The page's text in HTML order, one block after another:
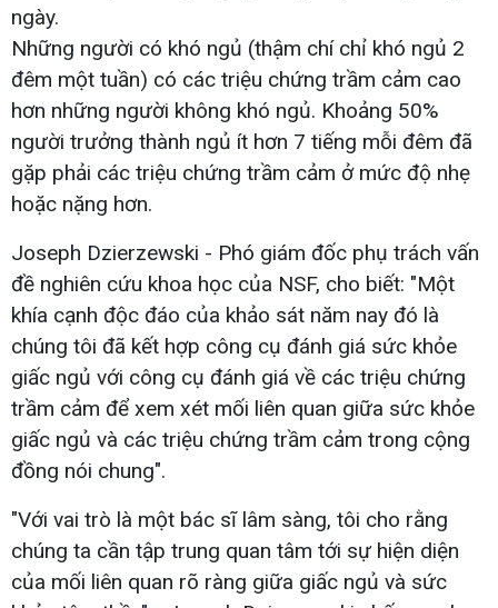
ngày.
Những người có khó ngủ (thậm chí chỉ khó ngủ 2
đêm một tuần) có các triệu chứng trầm cảm cao
hơn những người không khó ngủ. Khoảng 50%
người trưởng thành ngủ ít hơn 7 tiếng mỗi đêm đã
gặp phải các triệu chứng trầm cảm ở mức độ nhẹ
hoặc nặng hơn.
Joseph Dzierzewski - Phó giám đốc phụ trách vấn
đề nghiên cứu khoa học của NSF, cho biết: "Một
khía cạnh độc đáo của khảo sát năm nay đó là
chúng tôi đã kết hợp công cụ đánh giá sức khỏe
giấc ngủ với công cụ đánh giá về các triệu chứng
trầm cảm để xem xét mối liên quan giữa sức khỏe
giấc ngủ và các triệu chứng trầm cảm trong cộng
đồng nói chung".
"Với vai trò là một bác sĩ lâm sàng, tôi cho rằng
chúng ta cần tập trung quan tâm tới sự hiện diện
của mối liên quan rõ ràng giữa giấc ngủ và sức